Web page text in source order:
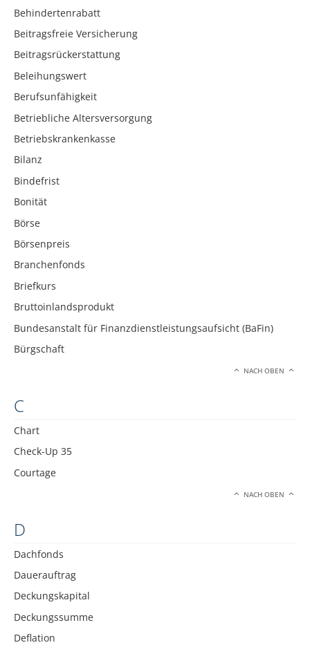
Behindertenrabatt
Beitragsfreie Versicherung
Beitragsrückerstattung
Beleihungswert
Berufsunfähigkeit
Betriebliche Altersversorgung
Betriebskrankenkasse
Bilanz
Bindefrist
Bonität
Börse
Börsenpreis
Branchenfonds
Briefkurs
Bruttoinlandsprodukt
Bundesanstalt für Finanzdienstleistungsaufsicht (BaFin)
Bürgschaft
NACH OBEN
C
Chart
Check-Up 35
Courtage
NACH OBEN
D
Dachfonds
Dauerauftrag
Deckungskapital
Deckungssumme
Deflation